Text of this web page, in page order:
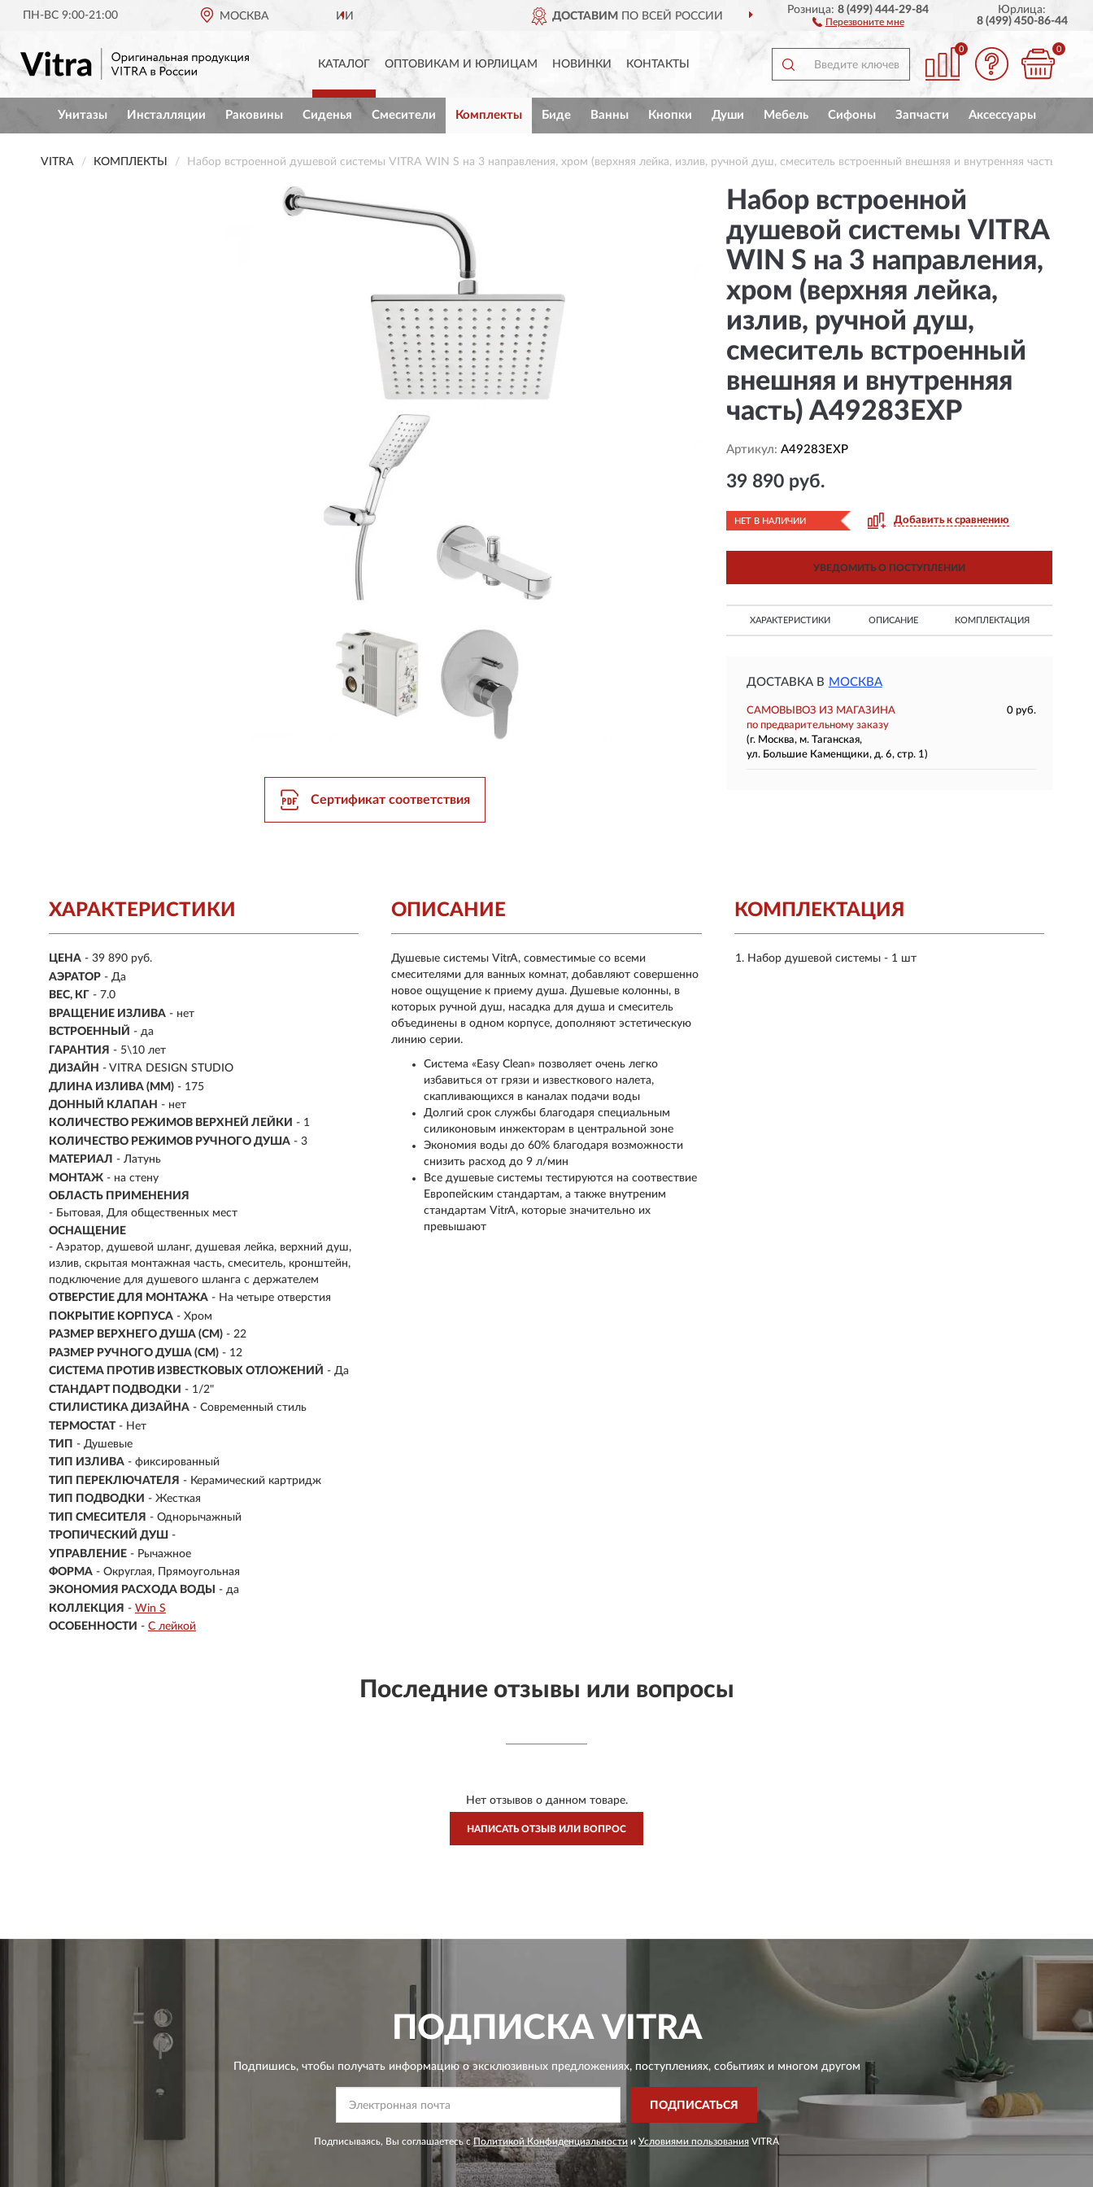
ПН-ВС 9:00-21:00 МОСКВА
ОРИГИНАЛЬНАЯ ПРОДУКЦИЯ VITRA В РОССИИ ДОСТАВИМ ПО ВСЕЙ РОССИИ ПОЛНЫЙ АССОРТИМЕНТ БРЕНДА
Розница:8 (499) 444-29-84
Перезвоните мне
Юрлица:
8 (499) 450-86-44
КАТАЛОГ ОПТОВИКАМ И ЮРЛИЦАМ НОВИНКИ КОНТАКТЫ
0 0
Унитазы Инсталляции Раковины Сиденья Смесители Комплекты Биде Ванны Кнопки Души Мебель Сифоны Запчасти Аксессуары
VITRA КОМПЛЕКТЫ Набор встроенной душевой системы VITRA WIN S на 3 направления, хром (верхняя лейка, излив, ручной душ, смеситель встроенный внешняя и внутренняя часть)
Сертификат соответствия
Набор встроенной
душевой системы VITRA
WIN S на 3 направления,
хром (верхняя лейка,
излив, ручной душ,
смеситель встроенный
внешняя и внутренняя
часть) A49283EXP
Артикул: A49283EXP
39 890 руб.
НЕТ В НАЛИЧИИ Добавить к сравнению
УВЕДОМИТЬ О ПОСТУПЛЕНИИ
ХАРАКТЕРИСТИКИ ОПИСАНИЕ КОМПЛЕКТАЦИЯ
ДОСТАВКА В МОСКВА
САМОВЫВОЗ ИЗ МАГАЗИНА
0 руб.
по предварительному заказу
(г. Москва, м. Таганская,
ул. Большие Каменщики, д. 6, стр. 1)
ХАРАКТЕРИСТИКИ
ЦЕНА - 39 890 руб.
АЭРАТОР - Да
ВЕС, КГ - 7.0
ВРАЩЕНИЕ ИЗЛИВА - нет
ВСТРОЕННЫЙ - да
ГАРАНТИЯ - 5\10 лет
ДИЗАЙН - VITRA DESIGN STUDIO
ДЛИНА ИЗЛИВА (ММ) - 175
ДОННЫЙ КЛАПАН - нет
КОЛИЧЕСТВО РЕЖИМОВ ВЕРХНЕЙ ЛЕЙКИ - 1
КОЛИЧЕСТВО РЕЖИМОВ РУЧНОГО ДУША - 3
МАТЕРИАЛ - Латунь
МОНТАЖ - на стену
ОБЛАСТЬ ПРИМЕНЕНИЯ
- Бытовая, Для общественных мест
ОСНАЩЕНИЕ
- Аэратор, душевой шланг, душевая лейка, верхний душ,
излив, скрытая монтажная часть, смеситель, кронштейн,
подключение для душевого шланга с держателем
ОТВЕРСТИЕ ДЛЯ МОНТАЖА - На четыре отверстия
ПОКРЫТИЕ КОРПУСА - Хром
РАЗМЕР ВЕРХНЕГО ДУША (СМ) - 22
РАЗМЕР РУЧНОГО ДУША (СМ) - 12
СИСТЕМА ПРОТИВ ИЗВЕСТКОВЫХ ОТЛОЖЕНИЙ - Да
СТАНДАРТ ПОДВОДКИ - 1/2"
СТИЛИСТИКА ДИЗАЙНА - Современный стиль
ТЕРМОСТАТ - Нет
ТИП - Душевые
ТИП ИЗЛИВА - фиксированный
ТИП ПЕРЕКЛЮЧАТЕЛЯ - Керамический картридж
ТИП ПОДВОДКИ - Жесткая
ТИП СМЕСИТЕЛЯ - Однорычажный
ТРОПИЧЕСКИЙ ДУШ -
УПРАВЛЕНИЕ - Рычажное
ФОРМА - Округлая, Прямоугольная
ЭКОНОМИЯ РАСХОДА ВОДЫ
- да
КОЛЛЕКЦИЯ - Win S
ОСОБЕННОСТИ - С лейкой
КОМПЛЕКТАЦИЯ
Набор душевой системы - 1 шт
ОПИСАНИЕ
Душевые системы VitrA, совместимые со всеми
смесителями для ванных комнат, добавляют совершенно
новое ощущение к приему душа. Душевые колонны, в
которых ручной душ, насадка для душа и смеситель
объединены в одном корпусе, дополняют эстетическую
линию серии.
Система «Easy Clean» позволяет очень легко
избавиться от грязи и известкового налета,
скапливающихся в каналах подачи воды
Долгий срок службы благодаря специальным
силиконовым инжекторам в центральной зоне
Экономия воды до 60% благодаря возможности
снизить расход до 9 л/мин
Все душевые системы тестируются на соотвествие
Европейским стандартам, а также внутреним
стандартам VitrA, которые значительно их
превышают
Последние отзывы или вопросы
Нет отзывов о данном товаре.
НАПИСАТЬ ОТЗЫВ ИЛИ ВОПРОС
ПОДПИСКАVITRA
Подпишись, чтобы получать информацию о эксклюзивных предложениях,поступлениях, событиях и многом другом
ПОДПИСАТЬСЯ
Подписываясь, Вы соглашаетесь сПолитикой Конфиденциальности и Условиями пользования VITRA